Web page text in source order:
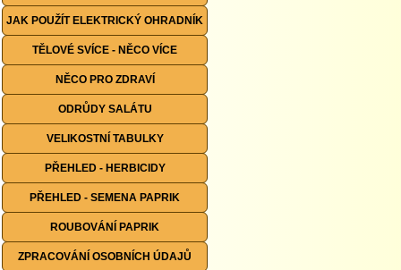
JAK POUŽÍT ELEKTRICKÝ OHRADNÍK
TĚLOVÉ SVÍCE - NĚCO VÍCE
NĚCO PRO ZDRAVÍ
ODRŮDY SALÁTU
VELIKOSTNÍ TABULKY
PŘEHLED - HERBICIDY
PŘEHLED - SEMENA PAPRIK
ROUBOVÁNÍ PAPRIK
ZPRACOVÁNÍ OSOBNÍCH ÚDAJŮ